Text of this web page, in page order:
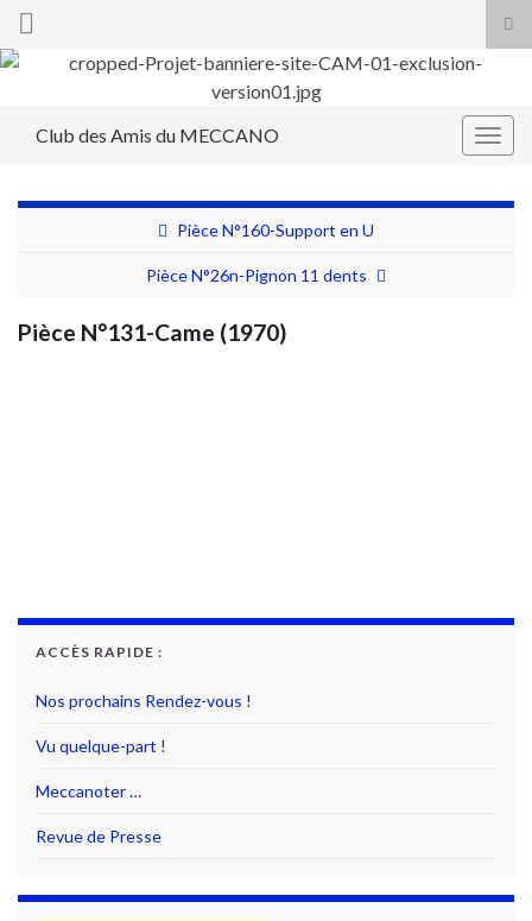
Search for:
Club des Amis du MECCANO
Pièce N°160-Support en U
Pièce N°26n-Pignon 11 dents
Pièce N°131-Came (1970)
ACCÈS RAPIDE :
Nos prochains Rendez-vous !
Vu quelque-part !
Meccanoter …
Revue de Presse